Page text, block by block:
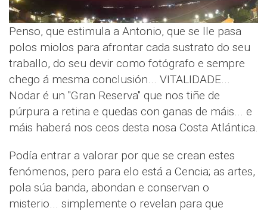
Penso, que estimula a Antonio, que se lle pasa
polos miolos para afrontar cada sustrato do seu
traballo, do seu devir como fotógrafo e sempre
chego á mesma conclusión... VITALIDADE...
Nodar é un "Gran Reserva" que nos tiñe de
púrpura a retina e quedas con ganas de máis... e
máis haberá nos ceos desta nosa Costa Atlántica.
Podía entrar a valorar por que se crean estes
fenómenos, pero para elo está a Cencia; as artes,
pola súa banda, abondan e conservan o
misterio... simplemente o revelan para que